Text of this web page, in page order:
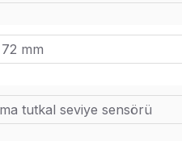
mm
tutkal seviye sensörü